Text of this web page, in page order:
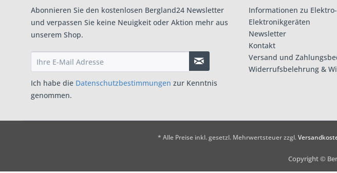
Abonnieren Sie den kostenlosen Bergland24 Newsletter
und verpassen Sie keine Neuigkeit oder Aktion mehr aus
unserem Shop.
Ich habe die Datenschutzbestimmungen zur Kenntnis
genommen.
Informationen zu
Elektronikgeräten
Newsletter
Kontakt
Versand und
Widerrufsbelehrung &
* Alle Preise inkl. gesetzl. Mehrwertsteuer zzgl.
Copyright ©